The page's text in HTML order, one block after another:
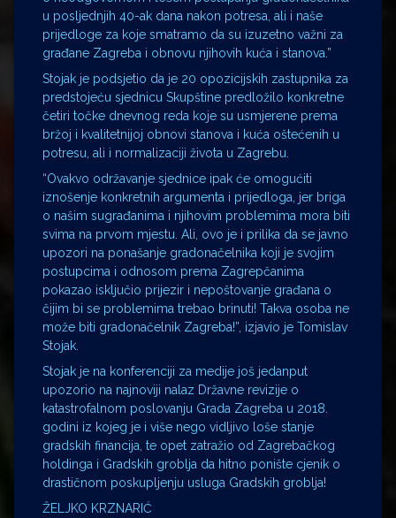
u posljednjih 40-ak dana nakon potresa, ali i naše
prijedloge za koje smatramo da su izuzetno važni za
građane Zagreba i obnovu njihovih kuća i stanova.”
Stojak je podsjetio da je 20 opozicijskih zastupnika za
predstojeću sjednicu Skupštine predložilo konkretne
četiri točke dnevnog reda koje su usmjerene prema
bržoj i kvalitetnijoj obnovi stanova i kuća oštećenih u
potresu, ali i normalizaciji života u Zagrebu.
“Ovakvo održavanje sjednice ipak će omogućiti
iznošenje konkretnih argumenta i prijedloga, jer briga
o našim sugrađanima i njihovim problemima mora biti
svima na prvom mjestu. Ali, ovo je i prilika da se javno
upozori na ponašanje gradonačelnika koji je svojim
postupcima i odnosom prema Zagrepčanima
pokazao isključio prijezir i nepoštovanje građana o
čijim bi se problemima trebao brinuti! Takva osoba ne
može biti gradonačelnik Zagreba!”, izjavio je Tomislav
Stojak.
Stojak je na konferenciji za medije još jedanput
upozorio na najnoviji nalaz Državne revizije o
katastrofalnom poslovanju Grada Zagreba u 2018.
godini iz kojeg je i više nego vidljivo loše stanje
gradskih financija, te opet zatražio od Zagrebačkog
holdinga i Gradskih groblja da hitno ponište cjenik o
drastičnom poskupljenju usluga Gradskih groblja!
ŽELJKO KRZNARIĆ